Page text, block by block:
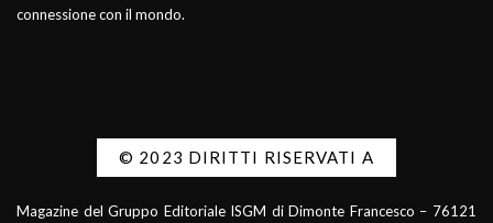
connessione con il mondo.
© 2023 DIRITTI RISERVATI A
Magazine del Gruppo Editoriale ISGM di Dimonte Francesco – 76121